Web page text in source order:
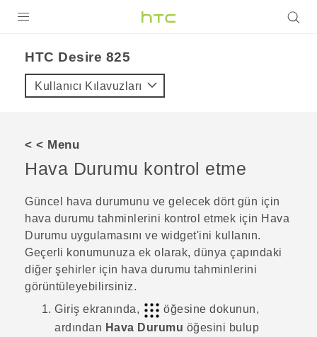
VIVE
VIVERSE
DESTEK
HTC Desire 825‎
Kullanıcı Kılavuzları
< < Menu
Hava Durumu kontrol etme
Güncel hava durumunu ve gelecek dört gün için
hava durumu tahminlerini kontrol etmek için Hava
Durumu uygulamasını ve widget'ini kullanın.
Geçerli konumunuza ek olarak, dünya çapındaki
diğer şehirler için hava durumu tahminlerini
görüntüleyebilirsiniz.
Giriş ekranında,
öğesine dokunun,
ardından Hava Durumu öğesini bulup